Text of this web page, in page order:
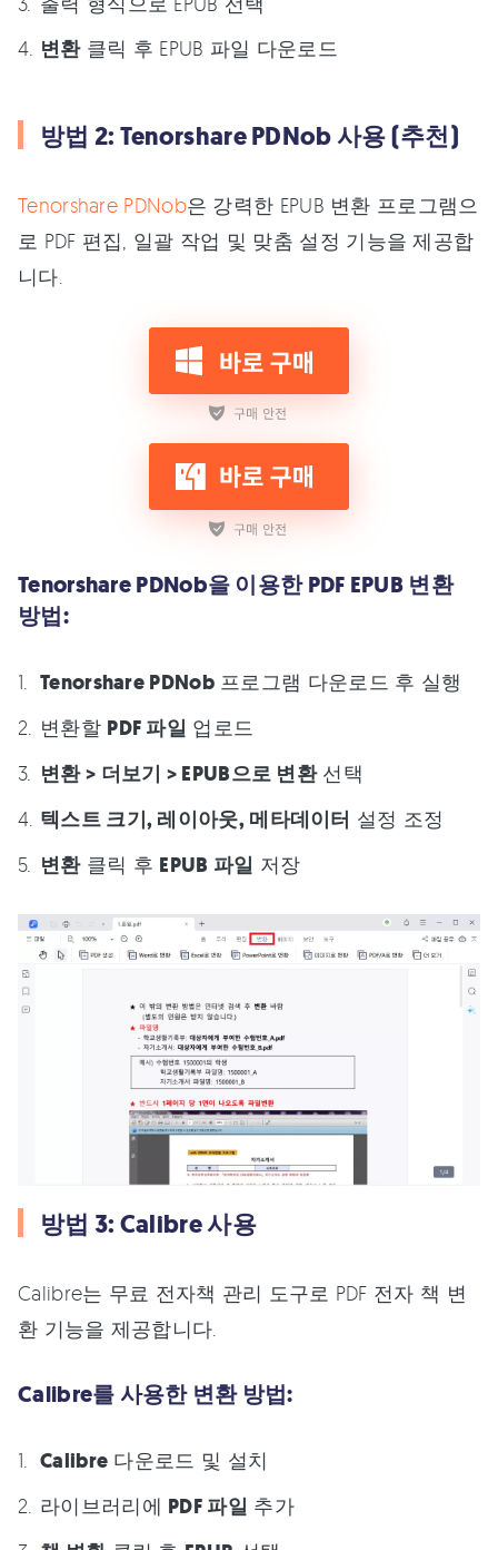
변환클릭 후 EPUB 파일 다운로드
방법 2: Tenorshare PDNob 사용 (추천)
Tenorshare PDNob은 강력한 EPUB 변환 프로그램으
로 PDF 편집, 일괄 작업 및 맞춤 설정 기능을 제공합
니다.
Tenorshare PDNob을 이용한 PDF EPUB 변환
방법:
Tenorshare PDNob프로그램 다운로드 후 실행
변환할 PDF 파일 업로드
변환 > 더보기 > EPUB으로 변환선택
텍스트 크기, 레이아웃, 메타데이터 설정 조정
변환클릭 후 EPUB 파일 저장
방법 3: Calibre 사용
Calibre는 무료 전자책 관리 도구로 PDF 전자 책 변
환 기능을 제공합니다.
Calibre를 사용한 변환 방법:
Calibre 다운로드 및 설치
라이브러리에 PDF 파일 추가